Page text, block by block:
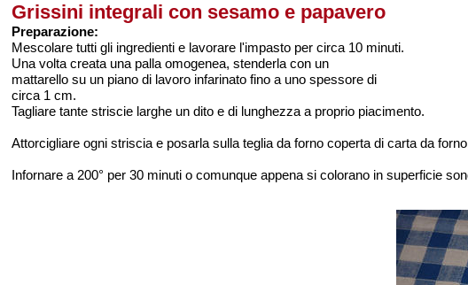
Grissini integrali con sesamo e papavero
Preparazione:
Mescolare tutti gli ingredienti e lavorare l'impasto per circa 10 minuti.
Una volta creata una palla omogenea, stenderla con un
mattarello su un piano di lavoro infarinato fino a uno spessore di
circa 1 cm.
Tagliare tante striscie larghe un dito e di lunghezza a proprio piacimento.
Attorcigliare ogni striscia e posarla sulla teglia da forno coperta di carta da
Infornare a 200° per 30 minuti o comunque appena si colorano in superficie